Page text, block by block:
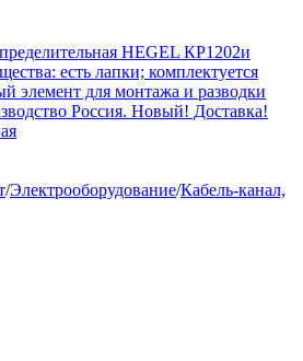
HEGEL КР1202и
есть лапки; комплектуется
элемент для монтажа и разводки
Россия. Новый! Доставка!
/Электрооборудование/Кабель-канал,